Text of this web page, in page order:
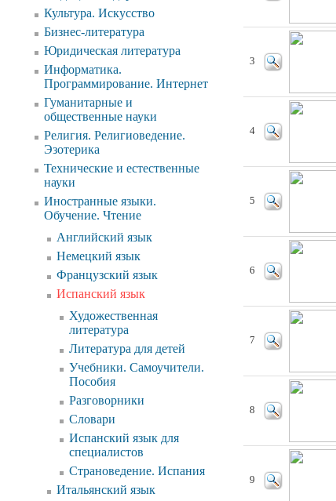
Культура. Искусство
Бизнес-литература
Юридическая литература
Информатика.
Программирование. Интернет
Гуманитарные и
общественные науки
Религия. Религиоведение.
Эзотерика
Технические и естественные
науки
Иностранные языки.
Обучение. Чтение
Английский язык
Немецкий язык
Французский язык
Испанский язык
Художественная
литература
Литература для детей
Учебники. Самоучители.
Пособия
Разговорники
Словари
Испанский язык для
специалистов
Страноведение. Испания
Итальянский язык
3
4
5
6
7
8
9